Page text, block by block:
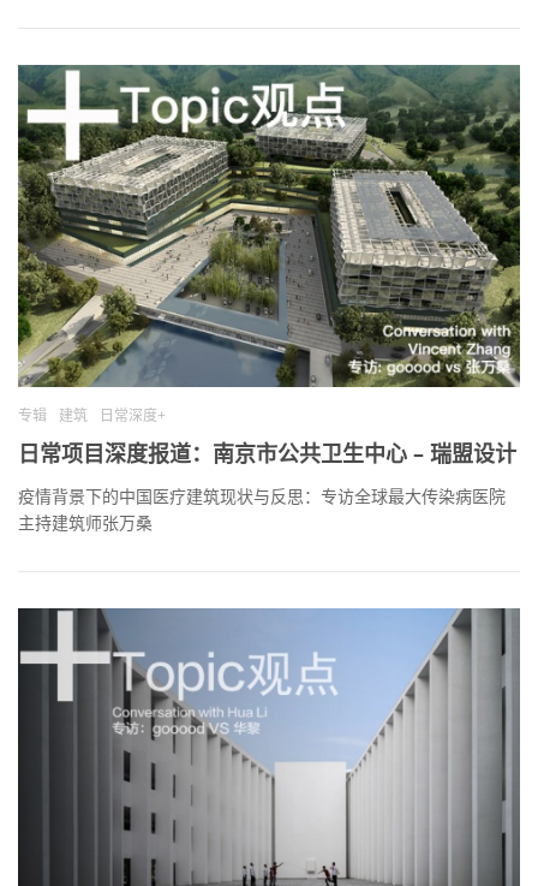
专辑 建筑 日常深度+
日常项目深度报道：南京市公共卫生中心 – 瑞盟设计
疫情背景下的中国医疗建筑现状与反思：专访全球最大传染病医院
主持建筑师张万桑